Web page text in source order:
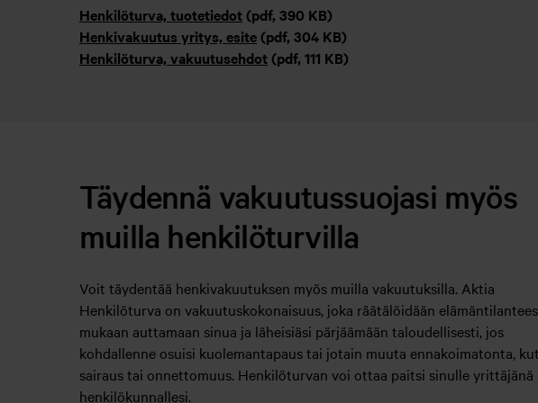
Henkilöturva, tuotetiedot(pdf, 390 KB)
Henkivakuutus yritys, esite(pdf, 304 KB)
Henkilöturva, vakuutusehdot(pdf, 111 KB)
Täydennä vakuutussuojasi myös
muilla henkilöturvilla
Voit täydentää henkivakuutuksen myös muilla vakuutuksilla. Aktia
Henkilöturva on vakuutuskokonaisuus, joka räätälöidään
mukaan auttamaan sinua ja läheisiäsi pärjäämään taloudellisesti, jos
kohdallenne osuisi kuolemantapaus tai jotain muuta ennakoimatonta,
sairaus tai onnettomuus. Henkilöturvan voi ottaa paitsi sinulle yrittäjänä
henkilökunnallesi.